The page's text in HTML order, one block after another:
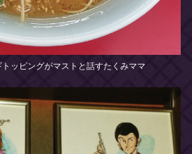
トッピングがマストと話すたくみママ